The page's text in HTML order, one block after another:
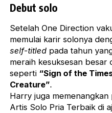
Debut solo
Setelah One Direction
memulai karir solonya
self-titled pada tahun
meraih kesuksesan besar
seperti “Sign of the
Creature”.
Harry juga
Artis Solo Pria Terbaik di